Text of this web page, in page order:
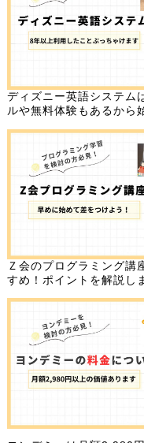
ディズニー英語システム
ルや無料体験もあるから
Ｚ会のプログラミング講
すめ！ポイントを解説し